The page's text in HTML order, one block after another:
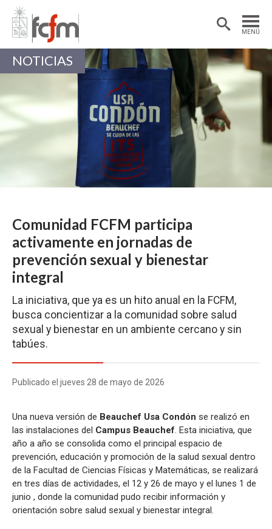
MENÚ
Estudiantes
Académicas/os
NOTICIAS
Comunidad FCFM participa
activamente en jornadas de
prevención sexual y bienestar
integral
La iniciativa, que ya es un hito anual en la FCFM,
busca concientizar a la comunidad sobre salud
sexual y bienestar en un ambiente cercano y sin
tabúes.
Publicado el jueves 28 de mayo de 2026
Una nueva versión de Beauchef Usa Condón se realizó en
las instalaciones del Campus Beauchef. Esta iniciativa, que
año a año se consolida como el principal espacio de
prevención, educación y promoción de la salud sexual dentro
de la Facultad de Ciencias Físicas y Matemáticas, se realizará
en tres días de actividades, el 12 y 26 de mayo y el lunes 1 de
junio , donde la comunidad pudo recibir información y
orientación sobre salud sexual y bienestar integral.